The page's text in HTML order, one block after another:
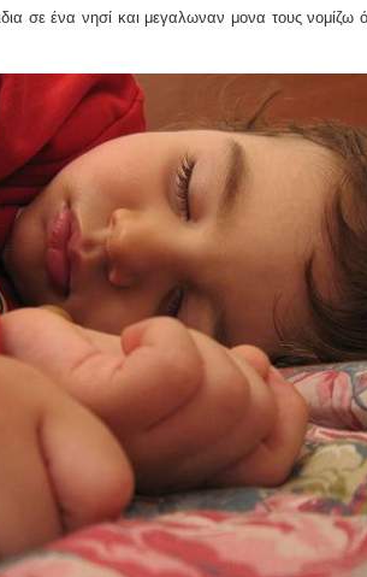
σε ένα νησί και μεγαλωναν μονα τους νομίζω